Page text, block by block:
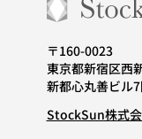
〒160-0023
東京都新宿区西
新都心丸善ビル
StockSun株式